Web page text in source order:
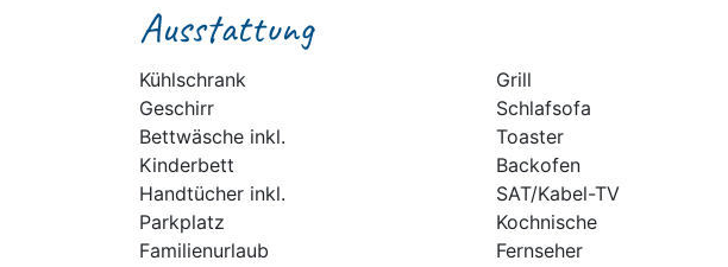
Ausstattung
Kühlschrank Grill
Geschirr
Schlafsofa
Bettwäsche inkl.
Toaster
Kinderbett
Backofen
Handtücher inkl.
SAT/Kabel-TV
Parkplatz
Kochnische
Familienurlaub
Fernseher